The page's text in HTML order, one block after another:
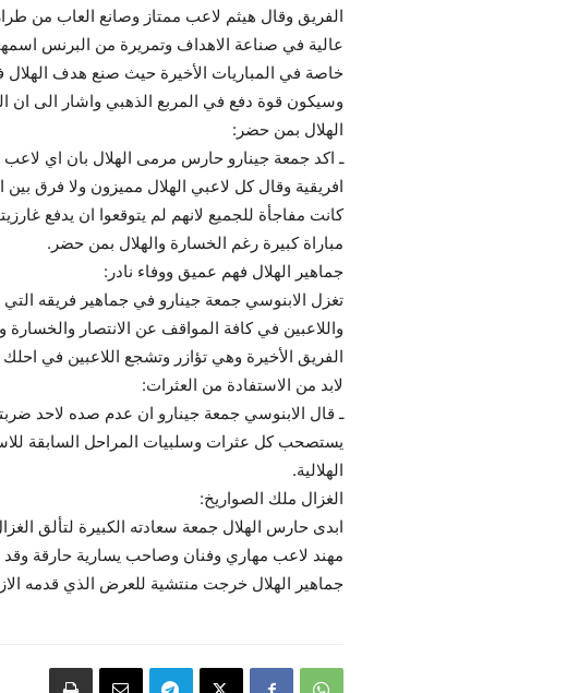
الفريق وقال هيثم لاعب ممتاز وصانع العاب من
عالية في صناعة الاهداف وتمريرة من البرنس
خاصة في المباريات الأخيرة حيث صنع هدف الهلال
وسيكون قوة دفع في المربع الذهبي واشار الى ان
الهلال بمن حضر:
ـ اكد جمعة جينارو حارس مرمى الهلال بان اي لاعب
افريقية وقال كل لاعبي الهلال مميزون ولا فرق
كانت مفاجأة للجميع لانهم لم يتوقعوا ان يدفع
مباراة كبيرة رغم الخسارة والهلال بمن حضر.
جماهير الهلال فهم عميق ووفاء نادر:
تغزل الابنوسي جمعة جينارو في جماهير فريقه التي
واللاعبين في كافة المواقف عن الانتصار والخسارة
الفريق الأخيرة وهي تؤازر وتشجع اللاعبين في
لابد من الاستفادة من العثرات:
ـ قال الابنوسي جمعة جينارو ان عدم صده لاحد
يستصحب كل عثرات وسلبيات المراحل السابقة
الهلالية.
الغزال ملك الصواريخ:
ابدى حارس الهلال جمعة سعادته الكبيرة لتألق
مهند لاعب مهاري وفنان وصاحب يسارية حارقة وقد
جماهير الهلال خرجت منتشية للعرض الذي قدمه